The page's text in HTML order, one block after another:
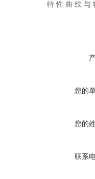
特 性 曲 线 与
您的
您的
联系